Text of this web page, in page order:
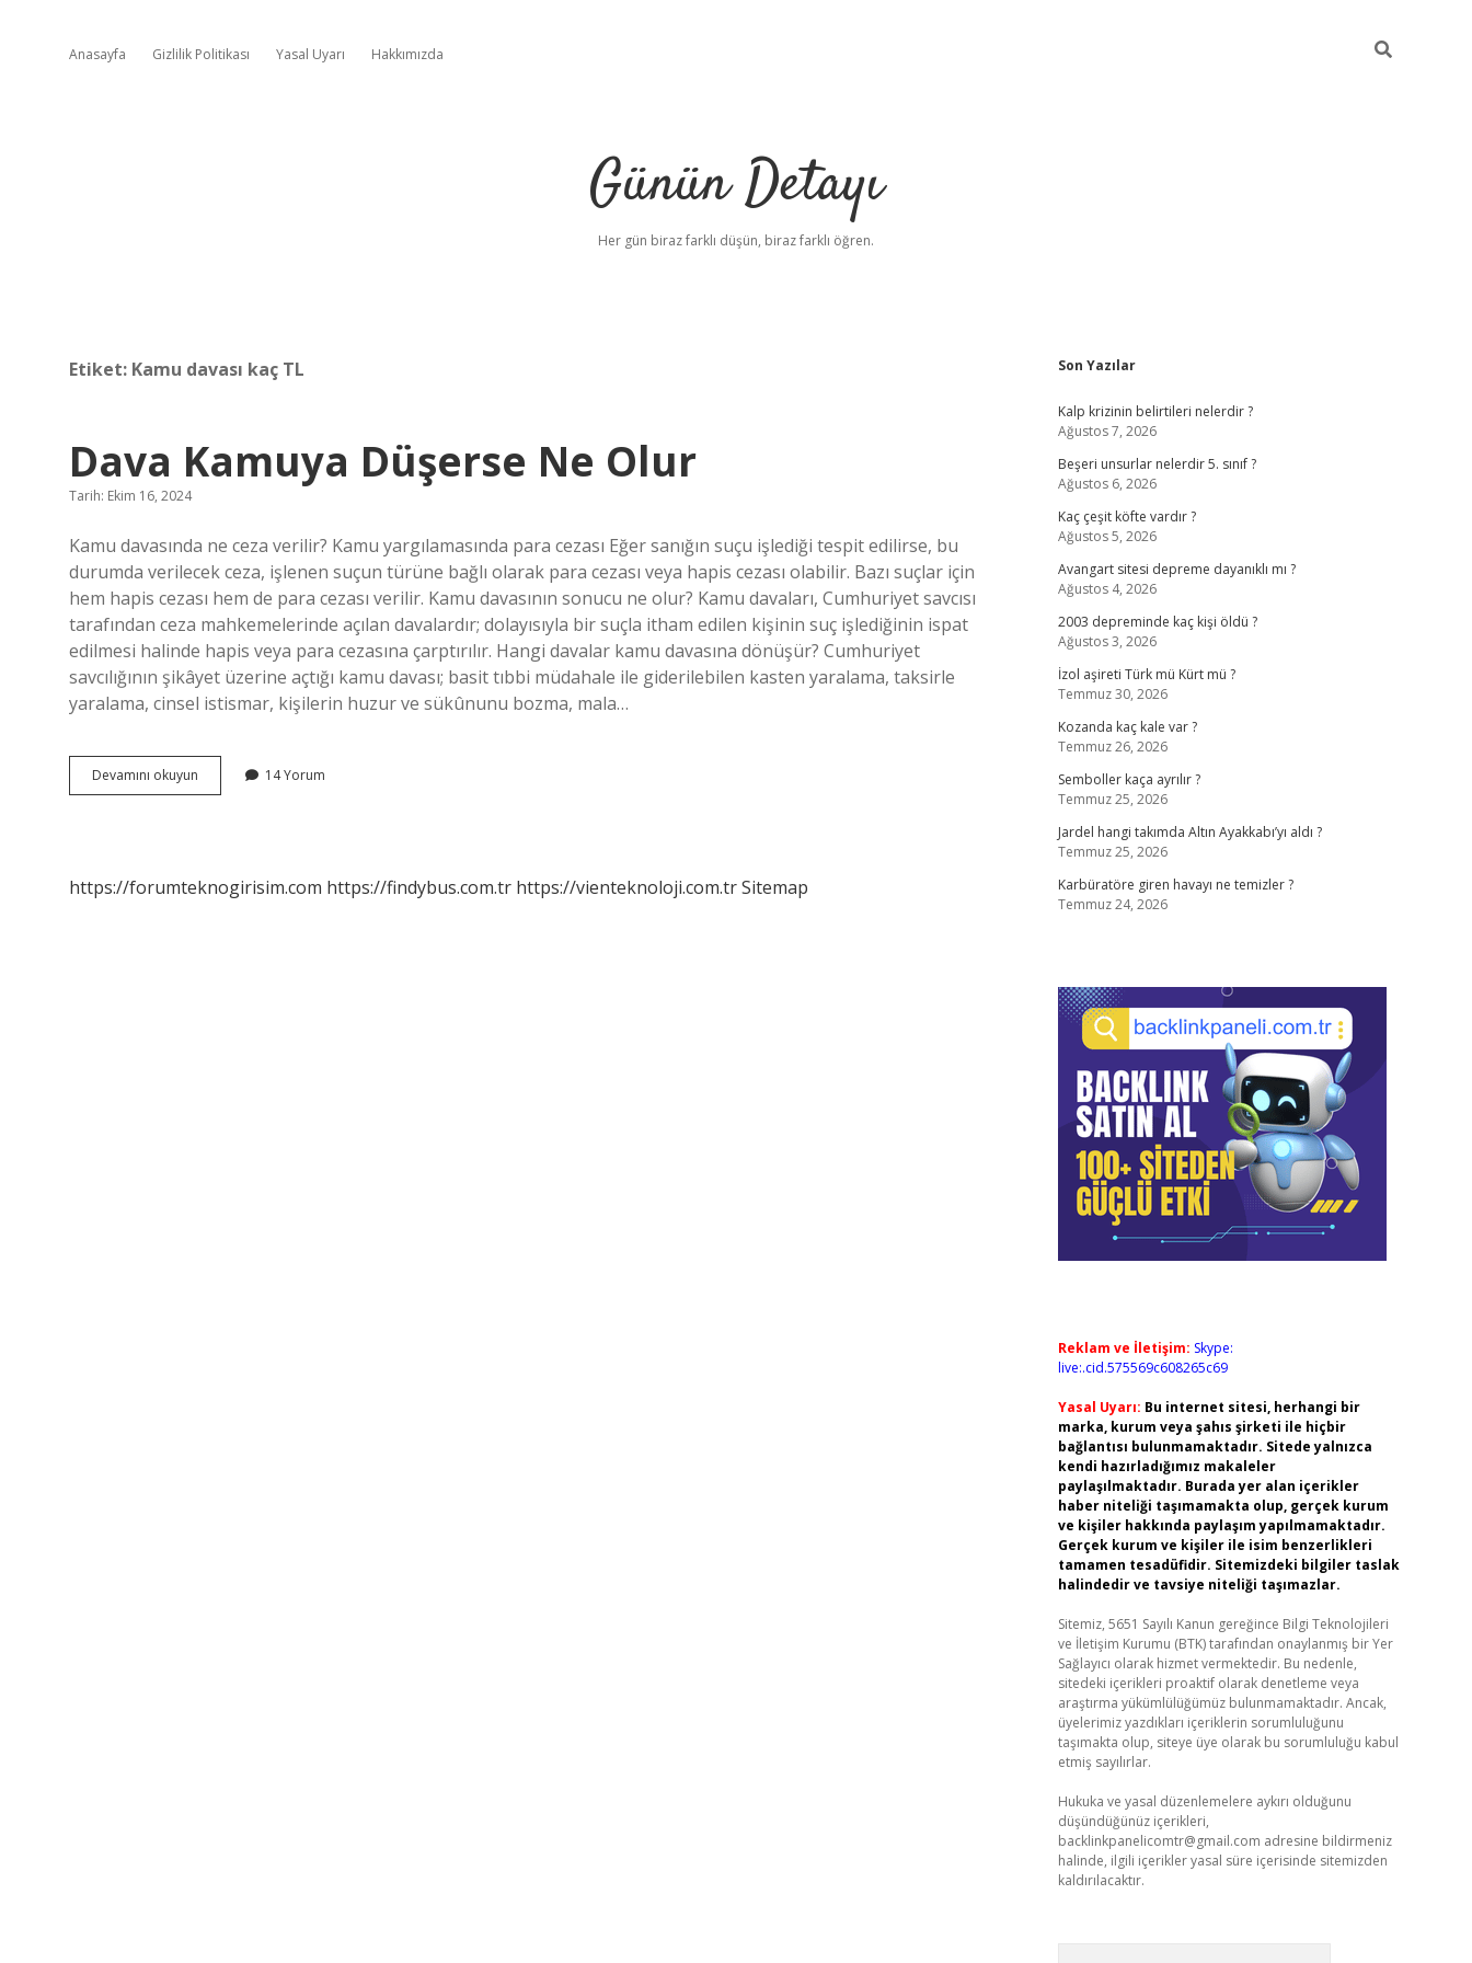
Anasayfa Gizlilik Politikası Yasal Uyarı Hakkımızda
Günün Detayı
Her gün biraz farklı düşün, biraz farklı öğren.
Etiket: Kamu davası kaç TL
Dava Kamuya Düşerse Ne Olur
Tarih: Ekim 16, 2024
Kamu davasında ne ceza verilir? Kamu yargılamasında para cezası Eğer sanığın suçu işlediği tespit edilirse, bu
durumda verilecek ceza, işlenen suçun türüne bağlı olarak para cezası veya hapis cezası olabilir. Bazı suçlar için
hem hapis cezası hem de para cezası verilir. Kamu davasının sonucu ne olur? Kamu davaları, Cumhuriyet savcısı
tarafından ceza mahkemelerinde açılan davalardır; dolayısıyla bir suçla itham edilen kişinin suç işlediğinin ispat
edilmesi halinde hapis veya para cezasına çarptırılır. Hangi davalar kamu davasına dönüşür? Cumhuriyet
savcılığının şikâyet üzerine açtığı kamu davası; basit tıbbi müdahale ile giderilebilen kasten yaralama, taksirle
yaralama, cinsel istismar, kişilerin huzur ve sükûnunu bozma, mala…
Devamını okuyun
Kamuya
14 Yorum
https://forumteknogirisim.com https://findybus.com.tr https://vienteknoloji.com.trSitemap
Sidebar
Son Yazılar
Kalp krizinin belirtileri nelerdir ?
Ağustos 7, 2026
Beşeri unsurlar nelerdir 5. sınıf ?
Ağustos 6, 2026
Kaç çeşit köfte vardır ?
Ağustos 5, 2026
Avangart sitesi depreme dayanıklı mı ?
Ağustos 4, 2026
2003 depreminde kaç kişi öldü ?
Ağustos 3, 2026
İzol aşireti Türk mü Kürt mü ?
Temmuz 30, 2026
Kozanda kaç kale var ?
Temmuz 26, 2026
Semboller kaça ayrılır ?
Temmuz 25, 2026
Jardel hangi takımda Altın Ayakkabı’yı aldı ?
Temmuz 25, 2026
Karbüratöre giren havayı ne temizler ?
Temmuz 24, 2026
Reklam ve İletişim: Skype:
live:.cid.575569c608265c69
Yasal Uyarı: Bu internet sitesi, herhangi bir
marka, kurum veya şahıs şirketi ile hiçbir
bağlantısı bulunmamaktadır. Sitede yalnızca
kendi hazırladığımız makaleler
paylaşılmaktadır. Burada yer alan içerikler
haber niteliği taşımamakta olup, gerçek kurum
ve kişiler hakkında paylaşım yapılmamaktadır.
Gerçek kurum ve kişiler ile isim benzerlikleri
tamamen tesadüfidir. Sitemizdeki bilgiler taslak
halindedir ve tavsiye niteliği taşımazlar.
Sitemiz, 5651 Sayılı Kanun gereğince Bilgi Teknolojileri
ve İletişim Kurumu (BTK) tarafından onaylanmış bir Yer
Sağlayıcı olarak hizmet vermektedir. Bu nedenle,
sitedeki içerikleri proaktif olarak denetleme veya
araştırma yükümlülüğümüz bulunmamaktadır. Ancak,
üyelerimiz yazdıkları içeriklerin sorumluluğunu
taşımakta olup, siteye üye olarak bu sorumluluğu kabul
etmiş sayılırlar.
Hukuka ve yasal düzenlemelere aykırı olduğunu
düşündüğünüz içerikleri,
backlinkpanelicomtr@gmail.com adresine bildirmeniz
halinde, ilgili içerikler yasal süre içerisinde sitemizden
kaldırılacaktır.